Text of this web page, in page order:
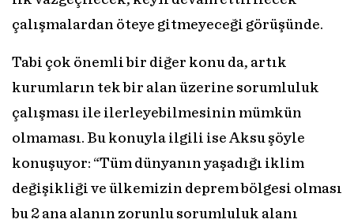
çalışmalardan öteye gitmeyeceği görüşünde.
Tabi çok önemli bir diğer konu da, artık
kurumların tek bir alan üzerine sorumluluk
çalışması ile ilerleyebilmesinin mümkün
olmaması. Bu konuyla ilgili ise Aksu şöyle
konuşuyor: “Tüm dünyanın yaşadığı iklim
değişikliği ve ülkemizin deprem bölgesi olması
bu 2 ana alanın zorunlu sorumluluk alanı